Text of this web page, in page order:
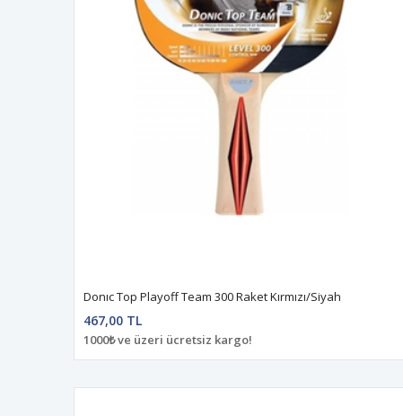
Donıc Top Playoff Team 300 Raket Kırmızı/Siyah
467,00 TL
1000₺ ve üzeri ücretsiz kargo!